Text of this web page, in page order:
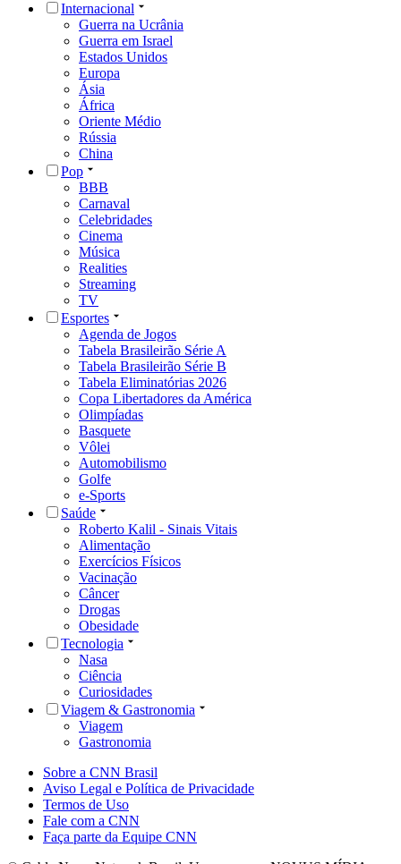
Internacional
Guerra na Ucrânia
Guerra em Israel
Estados Unidos
Europa
Ásia
África
Oriente Médio
Rússia
China
Pop
BBB
Carnaval
Celebridades
Cinema
Música
Realities
Streaming
TV
Esportes
Agenda de Jogos
Tabela Brasileirão Série A
Tabela Brasileirão Série B
Tabela Eliminatórias 2026
Copa Libertadores da América
Olimpíadas
Basquete
Vôlei
Automobilismo
Golfe
e-Sports
Saúde
Roberto Kalil - Sinais Vitais
Alimentação
Exercícios Físicos
Vacinação
Câncer
Drogas
Obesidade
Tecnologia
Nasa
Ciência
Curiosidades
Viagem & Gastronomia
Viagem
Gastronomia
Sobre a CNN Brasil
Aviso Legal e Política de Privacidade
Termos de Uso
Fale com a CNN
Faça parte da Equipe CNN